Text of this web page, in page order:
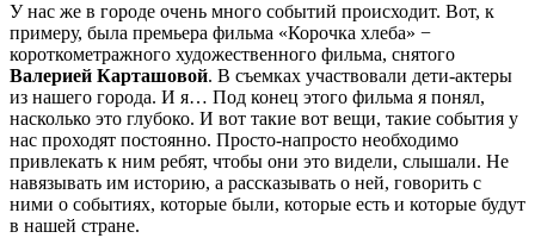
У нас же в городе очень много событий происходит. Вот, к
примеру, была премьера фильма «Корочка хлеба» −
короткометражного художественного фильма, снятого
Валерией Карташовой. В съемках участвовали дети-актеры
из нашего города. И я… Под конец этого фильма я понял,
насколько это глубоко. И вот такие вот вещи, такие события у
нас проходят постоянно. Просто-напросто необходимо
привлекать к ним ребят, чтобы они это видели, слышали. Не
навязывать им историю, а рассказывать о ней, говорить с
ними о событиях, которые были, которые есть и которые будут
в нашей стране.